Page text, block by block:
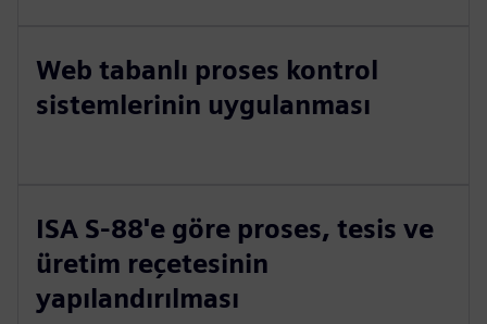
Web tabanlı proses kontrol
sistemlerinin uygulanması
ISA S-88'e göre proses, tesis ve
üretim reçetesinin
yapılandırılması